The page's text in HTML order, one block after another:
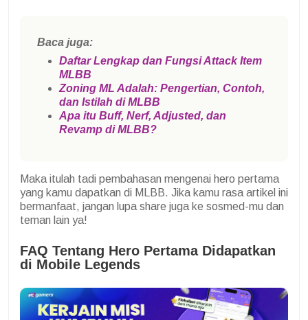
Baca juga:
Daftar Lengkap dan Fungsi Attack Item
MLBB
Zoning ML Adalah: Pengertian, Contoh,
dan Istilah di MLBB
Apa itu Buff, Nerf, Adjusted, dan
Revamp di MLBB?
Maka itulah tadi pembahasan mengenai hero pertama
yang kamu dapatkan di MLBB. Jika kamu rasa artikel ini
bermanfaat, jangan lupa share juga ke sosmed-mu dan
teman lain ya!
FAQ Tentang Hero Pertama Didapatkan
di Mobile Legends